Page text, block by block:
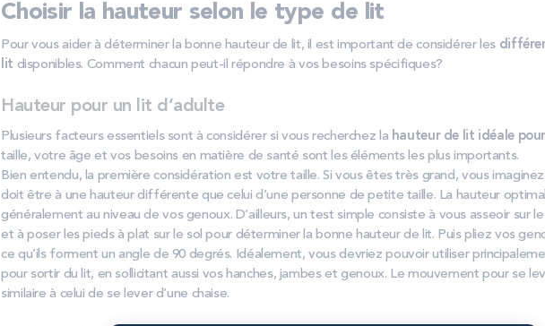
Choisir la hauteur selon le type de lit
Pour vous aider à déterminer la bonne hauteur de lit, il est important de considérer les
lit disponibles. Comment chacun peut-il répondre à vos besoins spécifiques?
Hauteur pour un lit d’adulte
Plusieurs facteurs essentiels sont à considérer si vous recherchez la hauteur de lit idéale
taille, votre âge et vos besoins en matière de santé sont les éléments les plus importants.
Bien entendu, la première considération est votre taille. Si vous êtes très grand, vous
doit être à une hauteur différente que celui d’une personne de petite taille. La hauteur
généralement au niveau de vos genoux. D’ailleurs, un test simple consiste à vous asseoir sur
et à poser les pieds à plat sur le sol pour déterminer la bonne hauteur de lit. Puis pliez vos
ce qu’ils forment un angle de 90 degrés. Idéalement, vous devriez pouvoir utiliser
pour sortir du lit, en sollicitant aussi vos hanches, jambes et genoux. Le mouvement pour se
similaire à celui de se lever d’une chaise.